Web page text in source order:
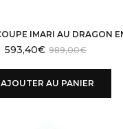
989,00€
593,40€
AJOUTER AU PANIER